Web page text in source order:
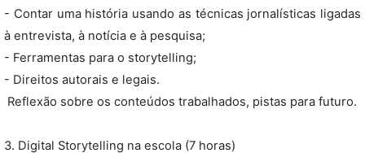
- Contar uma história usando as técnicas jornalísticas ligadas
à entrevista, à notícia e à pesquisa;
- Ferramentas para o storytelling;
- Direitos autorais e legais.
 Reflexão sobre os conteúdos trabalhados, pistas para futuro.
3. Digital Storytelling na escola (7 horas)